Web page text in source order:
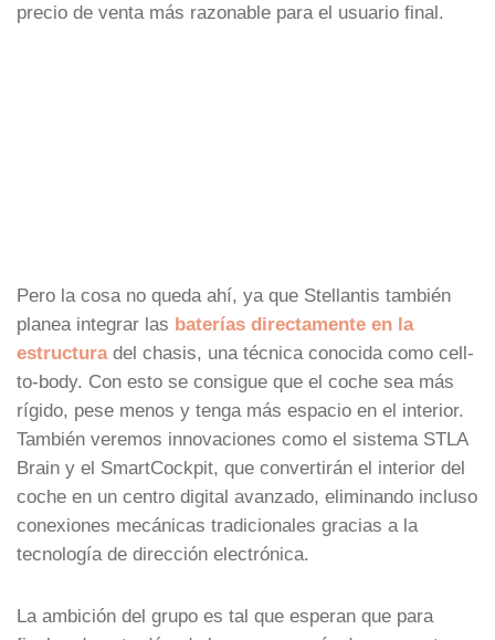
precio de venta más razonable para el usuario final.
Pero la cosa no queda ahí, ya que Stellantis también
planea integrar las baterías directamente en la
estructuradel chasis, una técnica conocida como cell-
to-body. Con esto se consigue que el coche sea más
rígido, pese menos y tenga más espacio en el interior.
También veremos innovaciones como el sistema STLA
Brain y el SmartCockpit, que convertirán el interior del
coche en un centro digital avanzado, eliminando incluso
conexiones mecánicas tradicionales gracias a la
tecnología de dirección electrónica.
La ambición del grupo es tal que esperan que para